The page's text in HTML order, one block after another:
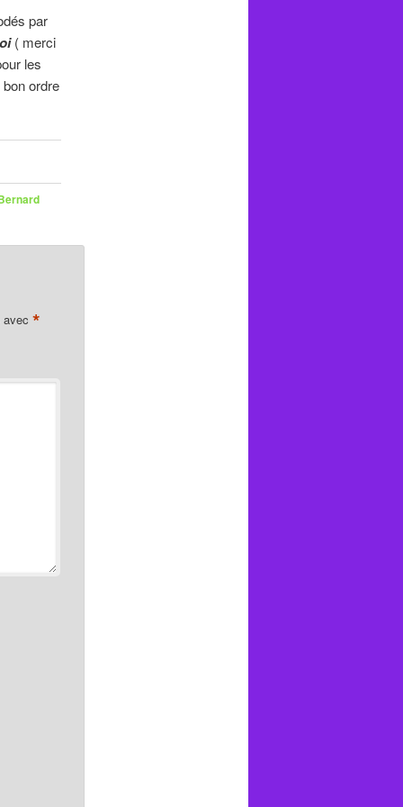
par
( merci
les
ordre
*